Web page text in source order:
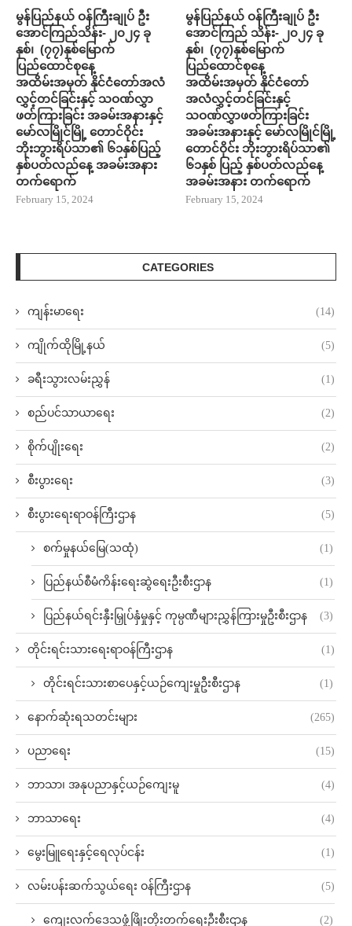
မွန်ပြည်နယ် ဝန်ကြီးချုပ် ဦး
အောင်ကြည်သိန်း- ၂၀၂၄ ခု
နှစ်၊ (၇၇)နှစ်မြောက်
ပြည်ထောင်စုနေ့
အထိမ်းအမှတ် နိုင်ငံတော်အလံ
လွှင့်တင်ခြင်းနှင့် သဝဏ်လွှာ
ဖတ်ကြားခြင်း အခမ်းအနားနှင့်
မော်လမြိုင်မြို့ တောင်ဝိုင်း
ဘိုးဘွားရိပ်သာ၏ ၆၁နှစ်ပြည့်
နှစ်ပတ်လည်နေ့ အခမ်းအနား
တက်ရောက်
February 15, 2024
မွန်ပြည်နယ် ဝန်ကြီးချုပ် ဦး
အောင်ကြည် သိန်း- ၂၀၂၄ ခု
နှစ်၊ (၇၇)နှစ်မြောက်
ပြည်ထောင်စုနေ့
အထိမ်းအမှတ် နိုင်ငံတော်
အလံလွှင့်တင်ခြင်းနှင့်
သဝဏ်လွှာဖတ်ကြားခြင်း
အခမ်းအနားနှင့် မော်လမြိုင်မြို့
တောင်ဝိုင်း ဘိုးဘွားရိပ်သာ၏
၆၁နှစ် ပြည့် နှစ်ပတ်လည်နေ့
အခမ်းအနား တက်ရောက်
February 15, 2024
CATEGORIES
ကျန်းမာရေး (14)
ကျိုက်ထိုမြို့နယ် (5)
ခရီးသွားလမ်းညွှန် (1)
စည်ပင်သာယာရေး (2)
စိုက်ပျိုးရေး (2)
စီးပွားရေး (3)
စီးပွားရေးရာဝန်ကြီးဌာန (5)
စက်မှုနယ်မြေ(သထုံ) (1)
ပြည်နယ်စီမံကိန်းရေးဆွဲရေးဦးစီးဌာန (1)
ပြည်နယ်ရင်းနှီးမြှုပ်နှံမှုနှင့် ကုမ္ပဏီများညွှန်ကြားမှုဦးစီးဌာန (3)
တိုင်းရင်းသားရေးရာဝန်ကြီးဌာန (1)
တိုင်းရင်းသားစာပေနှင့်ယဉ်ကျေးမှုဦးစီးဌာန (1)
နောက်ဆုံးရသတင်းများ (265)
ပညာရေး (15)
ဘာသာ၊ အနုပညာနှင့်ယဉ်ကျေးမူ (4)
ဘာသာရေး (4)
မွေးမြူရေးနှင့်ရေလုပ်ငန်း (1)
လမ်းပန်းဆက်သွယ်‌ရေး ဝန်ကြီးဌာန (5)
ကျေးလက်ဒေသဖွံ့ဖြိုးတိုးတက်ရေးဦးစီးဌာန (2)